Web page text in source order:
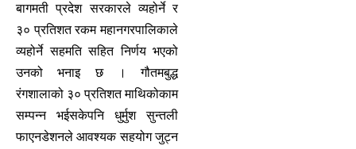
बागमती प्रदेश सरकारले व्यहोर्ने र
३० प्रतिशत रकम महानगरपालिकाले
व्यहोर्ने सहमति सहित निर्णय भएको
उनको भनाइ छ । गौतमबुद्ध
रंगशालाको ३० प्रतिशत माथिकोकाम
सम्पन्न भईसकेपनि धुर्मुश सुन्तली
फाएनडेशनले आवश्यक सहयोग जुट्न